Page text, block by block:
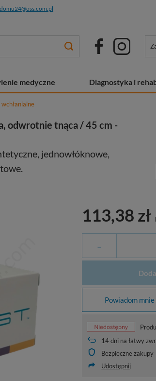
medyczne Diagnostyka i
wchłanialne
odwrotnie tnąca / 45 cm -
jednowłóknowe,
113,38 zł
-
Powiadom
14dni na łatwy
Bezpieczne zakupy
Udostępnij